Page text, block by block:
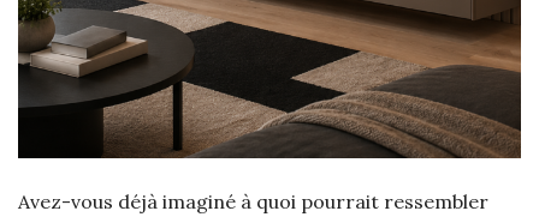
Avez-vous déjà imaginé à quoi pourrait ressembler